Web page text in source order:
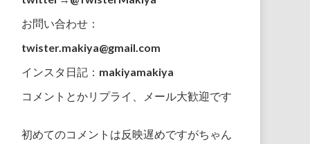
お問い合わせ：
twister.makiya@gmail.com
インスタ日記：makiyamakiya
コメントとかリプライ、メール大歓迎です
初めてのコメントは反映遅めですがちゃん